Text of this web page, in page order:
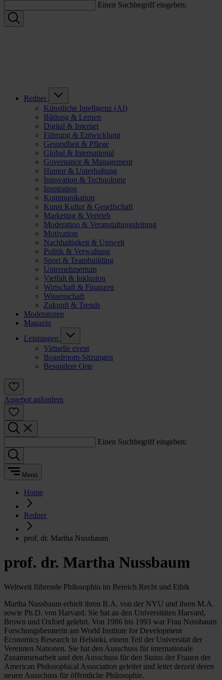
Einen Suchbegriff eingeben:
Redner
Künstliche Intelligenz (AI)
Bildung & Lernen
Digital & Internet
Führung & Entwicklung
Gesundheit & Pflege
Global & International
Governance & Management
Humor & Unterhaltung
Innovation & Technologie
Inspiration
Kommunikation
Kunst Kultur & Gesellschaft
Marketing & Vertrieb
Moderation & Veranstaltungsleitung
Motivation
Nachhaltigkeit & Umwelt
Politik & Verwaltung
Sport & Teambuilding
Unternehmertum
Vielfalt & Inklusion
Wirtschaft & Finanzen
Wissenschaft
Zukunft & Trends
Moderatoren
Magazin
Leistungen
Virtuelle event
Boardroom-Sitzungen
Besondere Orte
Angebot anfordern
Einen Suchbegriff eingeben:
Menü
Home
Redner
prof. dr. Martha Nussbaum
prof. dr. Martha Nussbaum
Weltweit führende Philosophin im Bereich Recht und Ethik
Martha Nussbaum erhielt ihren B.A. von der NYU und ihren M.A.
sowie Ph.D. von Harvard. Sie hat an den Universitäten Harvard,
Brown und Oxford gelehrt. Von 1986 bis 1993 war Frau Nussbaum
Forschungsberaterin am World Institute for Development
Economics Research in Helsinki, einem Teil der Universität der
Vereinten Nationen. Sie hat den Ausschuss für internationale
Zusammenarbeit und den Ausschuss für den Status der Frauen der
American Philosophical Association geleitet und leitet derzeit deren
neuen Ausschuss für öffentliche Philosophie.